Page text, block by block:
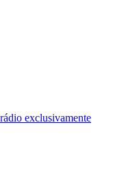
exclusivamente